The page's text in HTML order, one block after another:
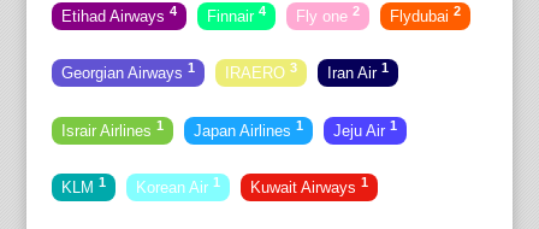
Etihad Airways 4 Finnair 4 Fly one 2 Flydubai 2
Georgian Airways 1 IRAERO 3 Iran Air 1
Israir Airlines 1 Japan Airlines 1 Jeju Air 1
KLM 1 Korean Air 1 Kuwait Airways 1